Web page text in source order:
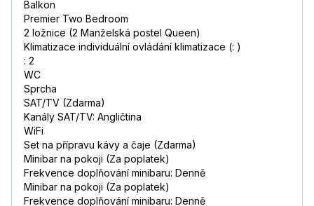
Balkon
Premier Two Bedroom
2 ložnice (2 Manželská postel Queen)
Klimatizace individuální ovládání klimatizace (: )
: 2
WC
Sprcha
SAT/TV (Zdarma)
Kanály SAT/TV: Angličtina
WiFi
Set na přípravu kávy a čaje (Zdarma)
Minibar na pokoji (Za poplatek)
Frekvence doplňování minibaru: Denně
Minibar na pokoji (Za poplatek)
Frekvence doplňování minibaru: Denně